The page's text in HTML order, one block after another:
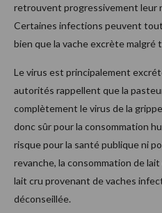
retrouvent progressivement leur
Certaines infections peuvent
bien que la vache excrète malgré
Le virus est principalement
autorités rappellent que la
complètement le virus de la
donc sûr pour la consommation
risque pour la santé publique ni
revanche, la consommation de
lait cru provenant de vaches
déconseillée.